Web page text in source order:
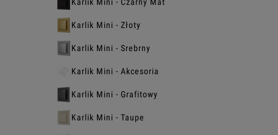
Karlik Mini - Czarny Mat
Karlik Mini - Złoty
Karlik Mini - Srebrny
Karlik Mini - Akcesoria
Karlik Mini - Grafitowy
Karlik Mini - Taupe